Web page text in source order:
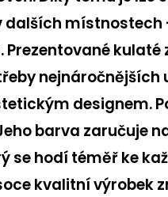
dalších
Prezentované
nejnáročnějších
designem.
barva zaručuje
se hodí téměř ke
kvalitní výrobek